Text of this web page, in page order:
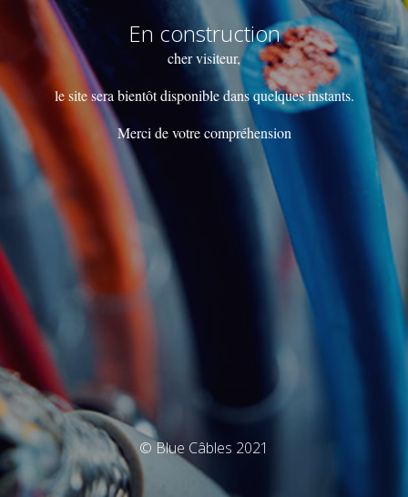
En construction
cher visiteur,
le site sera bientôt disponible dans quelques instants.
Merci de votre compréhension
© Blue Câbles 2021